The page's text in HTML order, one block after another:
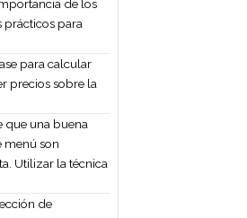
prácticos para
base para calcular
precios sobre la
de que una buena
de menú son
Utilizar la
Menú.